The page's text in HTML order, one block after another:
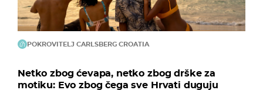
POKROVITELJ CARLSBERG CROATIA
Netko zbog ćevapa, netko zbog drške za
motiku: Evo zbog čega sve Hrvati duguju